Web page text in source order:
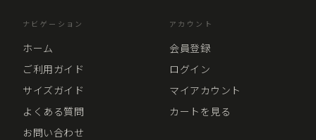
ナビゲーション
ホーム
ご利用ガイド
サイズガイド
よくある質問
お問い合わせ
アカウント
会員登録
ログイン
マイアカウント
カートを見る